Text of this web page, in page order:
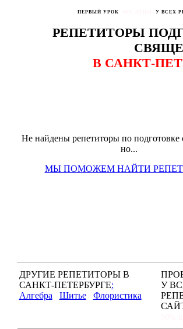
ПЕРВЫЙ УРОК У ВСЕХ
РЕПЕТИТОРЫ
В САНКТ-
Не найдены репетиторы по подготовке
но...
МЫ ПОМОЖЕМ НАЙТИ
ДРУГИЕ РЕПЕТИТОРЫ В
САНКТ-ПЕТЕРБУРГЕ:
Алгебра
Шитье Флористика
У